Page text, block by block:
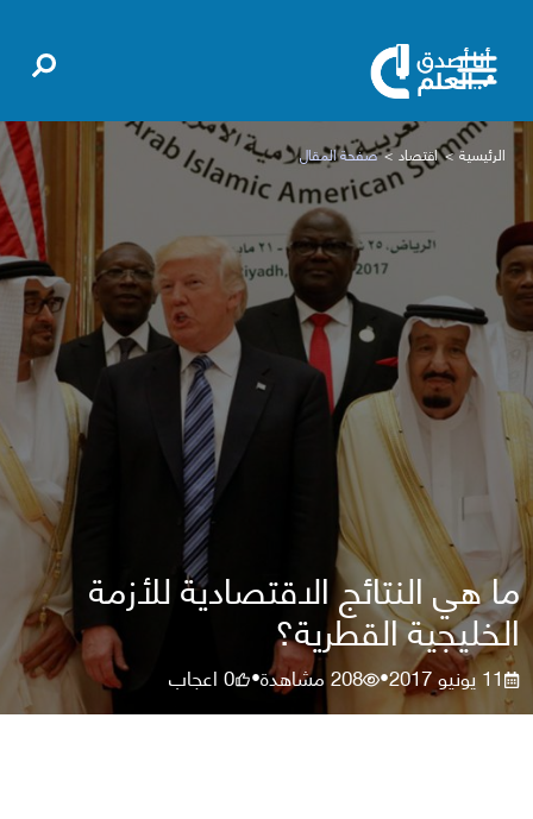
الرئيسية اقتصاد صفحة المقال
ما هي النتائج الاقتصادية للأزمة
الخليجية القطرية؟
11 يونيو 2017 •
208مشاهدة•
0اعجاب